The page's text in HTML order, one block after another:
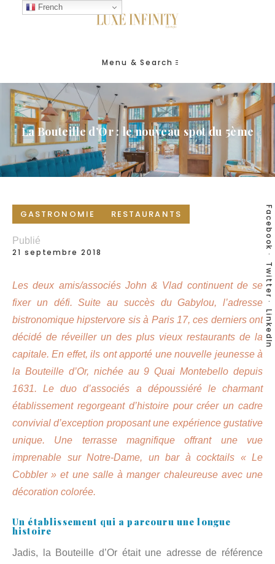
Menu & Search
La Bouteille d’Or : le nouveau spot du 5ème
Facebook
Twitter
LinkedIn
GASTRONOMIE RESTAURANTS
Publié
21 septembre 2018
Les deux amis/associés John & Vlad continuent de se
fixer un défi. Suite au succès du Gabylou, l’adresse
bistronomique hipstervore sis à Paris 17, ces derniers ont
décidé de réveiller un des plus vieux restaurants de la
capitale. En effet, ils ont apporté une nouvelle jeunesse à
la Bouteille d’Or, nichée au 9 Quai Montebello depuis
1631. Le duo d’associés a dépoussiéré le charmant
établissement regorgeant d’histoire pour créer un cadre
convivial d’exception proposant une expérience gustative
unique. Une terrasse magnifique offrant une vue
imprenable sur Notre-Dame, un bar à cocktails « Le
Cobbler » et une salle à manger chaleureuse avec une
décoration colorée.
Un établissement qui a parcouru une longue
histoire
Jadis, la Bouteille d’Or était une adresse de référence
French